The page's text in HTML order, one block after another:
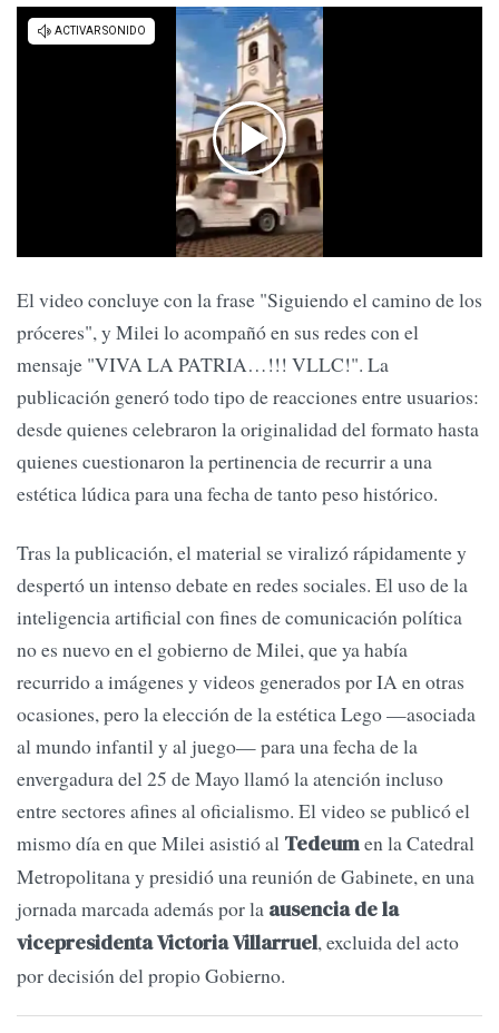
El video concluye con la frase "Siguiendo el camino de los
próceres", y Milei lo acompañó en sus redes con el
mensaje "VIVA LA PATRIA…!!! VLLC!". La
publicación generó todo tipo de reacciones entre usuarios:
desde quienes celebraron la originalidad del formato hasta
quienes cuestionaron la pertinencia de recurrir a una
estética lúdica para una fecha de tanto peso histórico.
Tras la publicación, el material se viralizó rápidamente y
despertó un intenso debate en redes sociales. El uso de la
inteligencia artificial con fines de comunicación política
no es nuevo en el gobierno de Milei, que ya había
recurrido a imágenes y videos generados por IA en otras
ocasiones, pero la elección de la estética Lego —asociada
al mundo infantil y al juego— para una fecha de la
envergadura del 25 de Mayo llamó la atención incluso
entre sectores afines al oficialismo. El video se publicó el
mismo día en que Milei asistió al Tedeumen la Catedral
Metropolitana y presidió una reunión de Gabinete, en una
jornada marcada además por la ausencia de la
vicepresidenta Victoria Villarruel, excluida del acto
por decisión del propio Gobierno.